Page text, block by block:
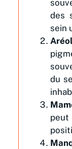
des
sein
du
peut